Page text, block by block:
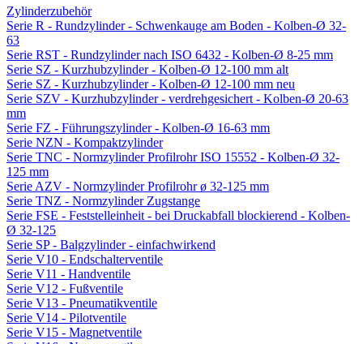
Zylinderzubehör
Serie R - Rundzylinder - Schwenkauge am Boden - Kolben-Ø 32-
63
Serie RST - Rundzylinder nach ISO 6432 - Kolben-Ø 8-25 mm
Serie SZ - Kurzhubzylinder - Kolben-Ø 12-100 mm alt
Serie SZ - Kurzhubzylinder - Kolben-Ø 12-100 mm neu
Serie SZV - Kurzhubzylinder - verdrehgesichert - Kolben-Ø 20-63
mm
Serie FZ - Führungszylinder - Kolben-Ø 16-63 mm
Serie NZN - Kompaktzylinder
Serie TNC - Normzylinder Profilrohr ISO 15552 - Kolben-Ø 32-
125 mm
Serie AZV - Normzylinder Profilrohr ø 32-125 mm
Serie TNZ - Normzylinder Zugstange
Serie FSE - Feststelleinheit - bei Druckabfall blockierend - Kolben-
Ø 32-125
Serie SP - Balgzylinder - einfachwirkend
Serie V10 - Endschalterventile
Serie V11 - Handventile
Serie V12 - Fußventile
Serie V13 - Pneumatikventile
Serie V14 - Pilotventile
Serie V15 - Magnetventile